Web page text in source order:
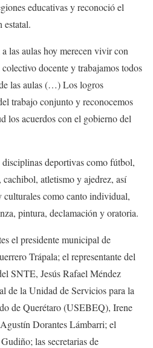
educativas y reconoció el
estatal.
las aulas hoy merecen vivir con
docente y trabajamos todos
las aulas (…) Los logros
trabajo conjunto y reconocemos
los acuerdos con el gobierno del
deportivas como fútbol,
atletismo y ajedrez, así
culturales como canto individual,
pintura, declamación y oratoria.
el presidente municipal de
Trápala; el representante del
SNTE, Jesús Rafael Méndez
de la Unidad de Servicios para la
de Querétaro (USEBEQ), Irene
Dorantes Lámbarri; el
las secretarias de